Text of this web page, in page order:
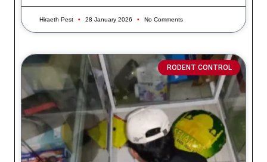
Hiraeth Pest 28 January 2026 No Comments
RODENT CONTROL